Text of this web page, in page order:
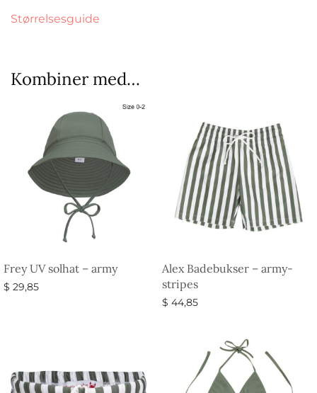
Størrelsesguide
Kombiner med…
Frey UV solhat – army
$ 29,85
Alex Badebukser – army-
stripes
$ 44,85